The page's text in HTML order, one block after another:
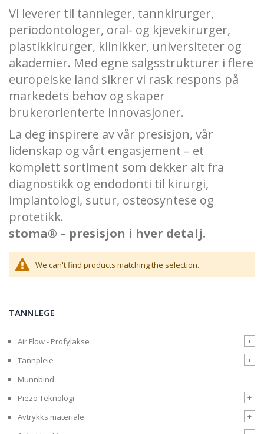
Vi leverer til tannleger, tannkirurger,
periodontologer, oral- og kjevekirurger,
plastikkirurger, klinikker, universiteter og
akademier. Med egne salgsstrukturer i flere
europeiske land sikrer vi rask respons på
markedets behov og skaper
brukerorienterte innovasjoner.
La deg inspirere av vår presisjon, vår
lidenskap og vårt engasjement – et
komplett sortiment som dekker alt fra
diagnostikk og endodonti til kirurgi,
implantologi, sutur, osteosyntese og
protetikk.
stoma® – presisjon i hver detalj.
We can't find products matching the selection.
TANNLEGE
Air Flow - Profylakse
+
Tannpleie
+
Munnbind
Piezo Teknologi
+
Avtrykks materiale
+